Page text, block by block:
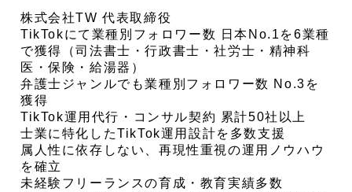
株式会社TW 代表取締役
TikTokにて業種別フォロワー数 日本No.1を6業種
で獲得（司法書士・行政書士・社労士・精神科
医・保険・給湯器）
弁護士ジャンルでも業種別フォロワー数 No.3を
獲得
TikTok運用代行・コンサル契約 累計50社以上
士業に特化したTikTok運用設計を多数支援
属人性に依存しない、再現性重視の運用ノウハウ
を確立
未経験フリーランスの育成・教育実績多数